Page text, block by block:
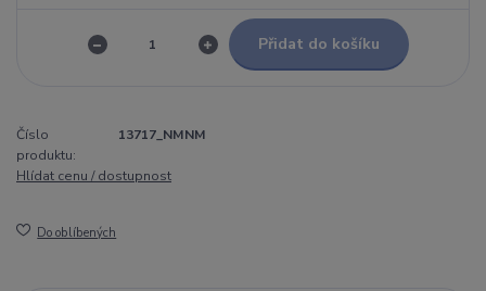
Přidat do košíku
Číslo
produktu:
13717_NMNM
Hlídat cenu / dostupnost
Do oblíbených